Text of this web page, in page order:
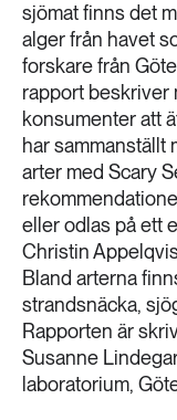
sjömat finns det
alger från havet
forskare från
rapport beskriver
konsumenter att
har sammanställt
arter med Scary
eller odlas på ett
Christin
Bland arterna
strandsnäcka,
Rapporten är
Susanne
laboratorium,